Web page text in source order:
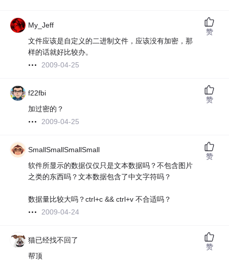
My_Jeff
文件应该是自定义的二进制文件，应该没有加密，那
样的话就好比较办。
2009-04-25
赞
f22fbi
加过密的？
2009-04-25
赞
SmallSmallSmallSmall
软件所显示的数据仅仅只是文本数据吗？不包含图片
之类的东西吗？文本数据包含了中文字符吗？
数据量比较大吗？ctrl+c && ctrl+v 不合适吗？
2009-04-24
赞
猫已经找不回了
帮顶
赞